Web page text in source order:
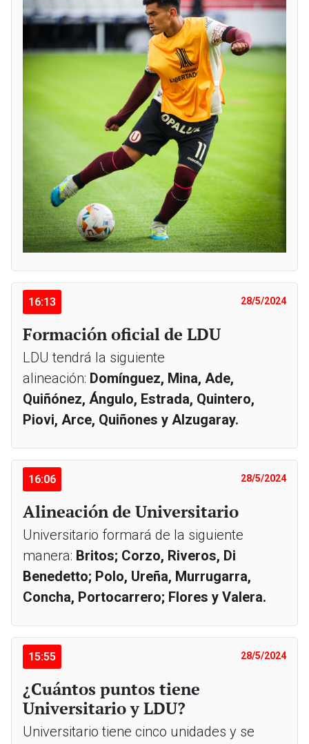
16:13 28/5/2024
Formación oficial de LDU
LDU tendrá la siguiente
alineación: Domínguez, Mina, Ade,
Quiñónez, Ángulo, Estrada, Quintero,
Piovi, Arce, Quiñones y Alzugaray.
16:06 28/5/2024
Alineación de Universitario
Universitario formará de la siguiente
manera: Britos; Corzo, Riveros, Di
Benedetto; Polo, Ureña, Murrugarra,
Concha, Portocarrero; Flores y Valera.
15:55 28/5/2024
¿Cuántos puntos tiene
Universitario y LDU?
Universitario tiene cinco unidades y se